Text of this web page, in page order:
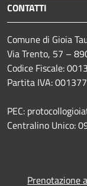
CONTATTI
Comune di Gioia
Via Trento, 57 –
Codice Fiscale:
Partita IVA:
PEC:
Centralino Unico:
Prenotazione